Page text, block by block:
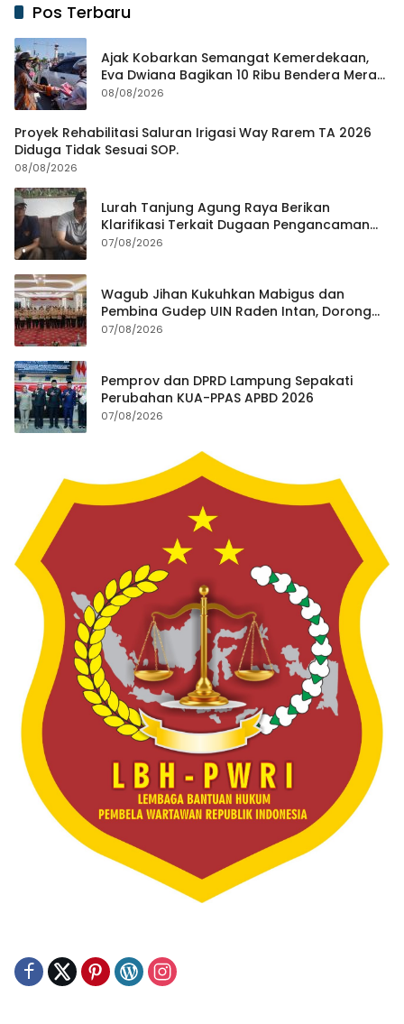
Pos Terbaru
Ajak Kobarkan Semangat Kemerdekaan,
Eva Dwiana Bagikan 10 Ribu Bendera Merah
Putih ke Warga
08/08/2026
Proyek Rehabilitasi Saluran Irigasi Way Rarem TA 2026
Diduga Tidak Sesuai SOP.
08/08/2026
Lurah Tanjung Agung Raya Berikan
Klarifikasi Terkait Dugaan Pengancaman
Antar Warga Yang Berujung Laporan ke
07/08/2026
Wagub Jihan Kukuhkan Mabigus dan
Pembina Gudep UIN Raden Intan, Dorong
Penguatan Karakter Generasi Muda
07/08/2026
Pemprov dan DPRD Lampung Sepakati
Perubahan KUA-PPAS APBD 2026
07/08/2026